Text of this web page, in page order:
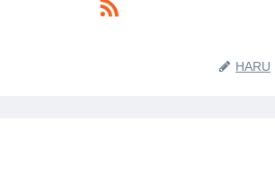
HARU